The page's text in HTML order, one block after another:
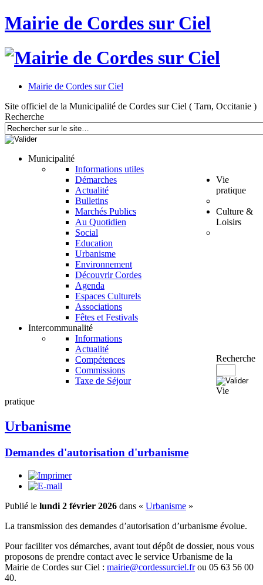
Mairie de Cordes sur Ciel
Mairie de Cordes sur Ciel
Site officiel de la Municipalité de Cordes sur Ciel ( Tarn, Occitanie )
Recherche
Municipalité
Informations utiles
Démarches
Actualité
Bulletins
Marchés Publics
Vie
pratique
Au Quotidien
Social
Education
Urbanisme
Environnement
Culture &
Loisirs
Découvrir Cordes
Agenda
Espaces Culturels
Associations
Fêtes et Festivals
Intercommunalité
Informations
Actualité
Compétences
Commissions
Taxe de Séjour
Recherche
Vie
pratique
Urbanisme
Demandes d'autorisation d'urbanisme
Publié le lundi 2 février 2026 dans « Urbanisme »
La transmission des demandes d’autorisation d’urbanisme évolue.
Pour faciliter vos démarches, avant tout dépôt de dossier, nous vous
proposons de prendre contact avec le service Urbanisme de la
Mairie de Cordes sur Ciel : mairie@cordessurciel.frou 05 63 56 00
40.